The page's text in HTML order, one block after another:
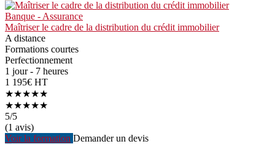
Banque - Assurance
Maîtriser le cadre de la distribution du crédit immobilier
A distance
Formations courtes
Perfectionnement
1 jour - 7 heures
1 195€ HT
★★★★★
★★★★★
5/5
(1 avis)
Voir la formation Demander un devis